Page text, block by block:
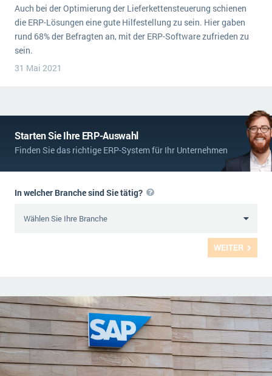
Auch bei der Optimierung der Lieferkettensteuerung schienen
die ERP-Lösungen eine gute Hilfestellung zu sein. Hier gaben
rund 68% der Befragten an, mit der ERP-Software zufrieden zu
sein.
31 Mai 2021
Starten Sie Ihre ERP-Auswahl
Finden Sie das richtige ERP-System für Ihr Unternehmen
WEITER
In welcher Branche sind Sie tätig?